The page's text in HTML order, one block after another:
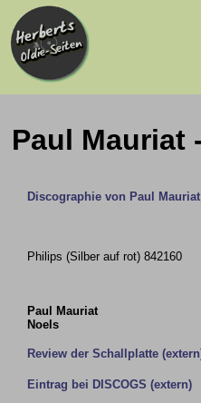
Paul Mauriat
Discographie von Paul Mauriat
Philips (Silber auf rot) 842160
Paul Mauriat
Noels
Review der Schallplatte
Eintrag bei DISCOGS (extern)